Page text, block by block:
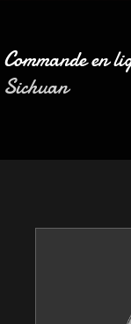
Commande en
Sichuan